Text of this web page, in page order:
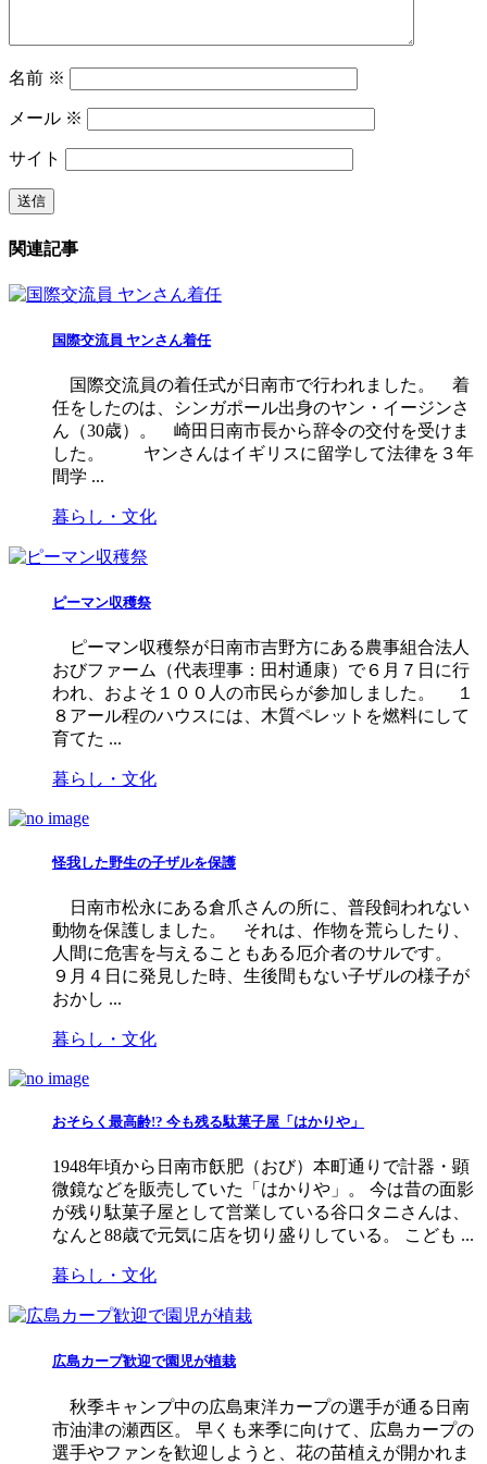
名前 ※
メール ※
サイト
関連記事
国際交流員 ヤンさん着任
国際交流員の着任式が日南市で行われました。 着
任をしたのは、シンガポール出身のヤン・イージンさ
ん（30歳）。 崎田日南市長から辞令の交付を受けま
した。 ヤンさんはイギリスに留学して法律を３年
間学 ...
暮らし・文化
ピーマン収穫祭
ピーマン収穫祭が日南市吉野方にある農事組合法人
おびファーム（代表理事：田村通康）で６月７日に行
われ、およそ１００人の市民らが参加しました。 １
８アール程のハウスには、木質ペレットを燃料にして
育てた ...
暮らし・文化
怪我した野生の子ザルを保護
日南市松永にある倉爪さんの所に、普段飼われない
動物を保護しました。 それは、作物を荒らしたり、
人間に危害を与えることもある厄介者のサルです。
９月４日に発見した時、生後間もない子ザルの様子が
おかし ...
暮らし・文化
おそらく最高齢!? 今も残る駄菓子屋「はかりや」
1948年頃から日南市飫肥（おび）本町通りで計器・顕
微鏡などを販売していた「はかりや」。 今は昔の面影
が残り駄菓子屋として営業している谷口タニさんは、
なんと88歳で元気に店を切り盛りしている。 こども ...
暮らし・文化
広島カープ歓迎で園児が植栽
秋季キャンプ中の広島東洋カープの選手が通る日南
市油津の瀬西区。 早くも来季に向けて、広島カープの
選手やファンを歓迎しようと、花の苗植えが開かれま